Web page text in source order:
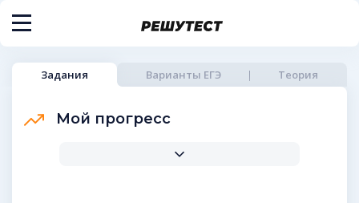
Задания Варианты ЕГЭ Теория
Мой прогресс